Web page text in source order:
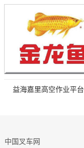
益海嘉里高空作业平台项
中国叉车网